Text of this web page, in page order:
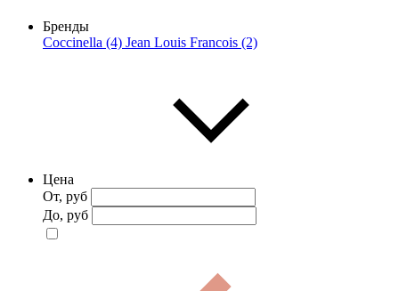
Бренды
Coccinella (4) Jean Louis Francois (2)
Цена
От, руб
До, руб